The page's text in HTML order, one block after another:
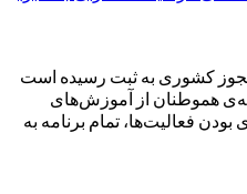
کشوری به ثبت رسیده است
هموطنان از آموزش‌های
فعالیت‌ها، تمام برنامه به